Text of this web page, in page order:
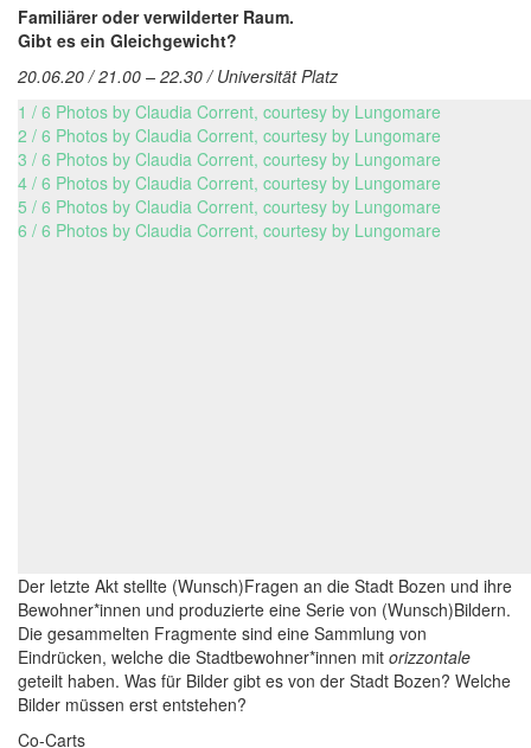
Familiärer oder verwilderter Raum.
Gibt es ein Gleichgewicht?
20.06.20 / 21.00 – 22.30 / Universität Platz
1 / 6 Photos by Claudia Corrent, courtesy by Lungomare
2 / 6 Photos by Claudia Corrent, courtesy by Lungomare
3 / 6 Photos by Claudia Corrent, courtesy by Lungomare
4 / 6 Photos by Claudia Corrent, courtesy by Lungomare
5 / 6 Photos by Claudia Corrent, courtesy by Lungomare
6 / 6 Photos by Claudia Corrent, courtesy by Lungomare
Der letzte Akt stellte (Wunsch)Fragen an die Stadt Bozen und ihre
Bewohner*innen und produzierte eine Serie von (Wunsch)Bildern.
Die gesammelten Fragmente sind eine Sammlung von
Eindrücken, welche die Stadtbewohner*innen mit orizzontale
geteilt haben. Was für Bilder gibt es von der Stadt Bozen? Welche
Bilder müssen erst entstehen?
Co-Carts